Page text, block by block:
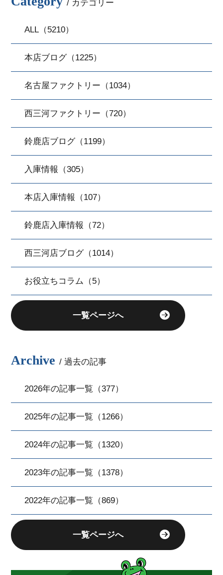
/ カテゴリー
ALL（5210）
本店ブログ（1225）
名古屋ファクトリー（1034）
西三河ファクトリー（720）
鈴鹿店ブログ（1199）
入庫情報（305）
本店入庫情報（107）
鈴鹿店入庫情報（72）
西三河店ブログ（1014）
お役立ちコラム（5）
一覧ページへ
Archive / 過去の記事
2026年の記事一覧（377）
2025年の記事一覧（1266）
2024年の記事一覧（1320）
2023年の記事一覧（1378）
2022年の記事一覧（869）
一覧ページへ